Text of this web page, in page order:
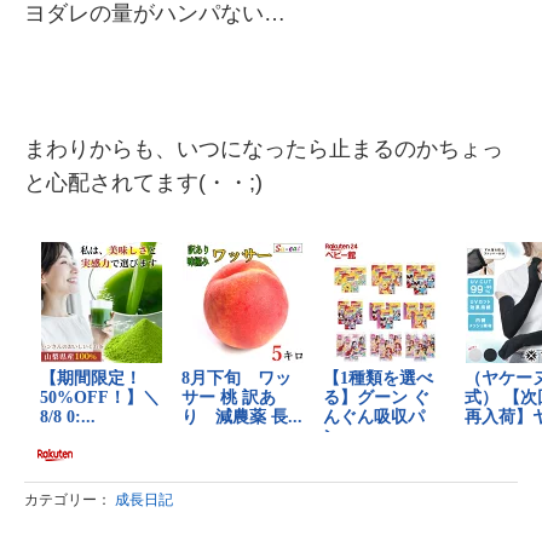
ヨダレの量がハンパない…
まわりからも、いつになったら止まるのかちょっ
と心配されてます(・・;)
カテゴリー： 成長日記